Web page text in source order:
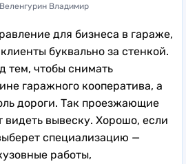
Владимир
для бизнеса в гараже,
буквально за стенкой.
тем, чтобы снимать
гаражного кооператива, а
дороги. Так проезжающие
видеть вывеску. Хорошо, если
специализацию —
работы,